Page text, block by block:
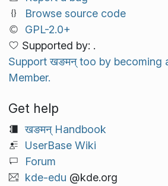
Browse source code
GPL-2.0+
Supported by: .
Support खङमन् too by becoming
Member.
Get help
खङमन् Handbook
UserBase Wiki
Forum
kde-edu @kde.org